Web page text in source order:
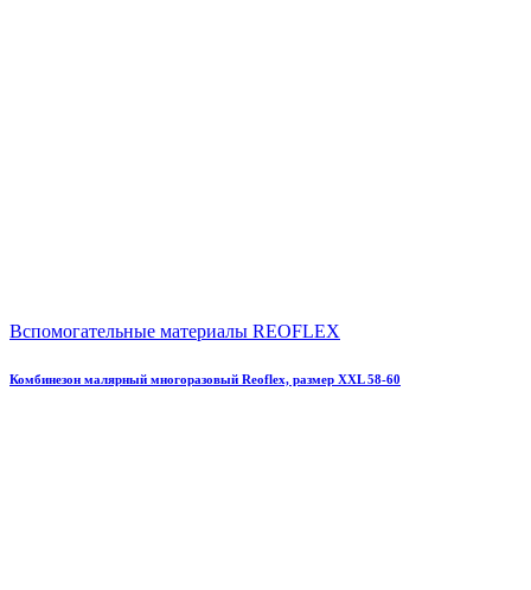
Вспомогательные материалы REOFLEX
Комбинезон малярный многоразовый Reoflex, размер XXL 58-60